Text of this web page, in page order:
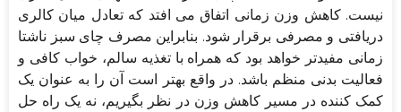
نیست. کاهش وزن زمانی اتفاق می افتد که تعادل میان کالری
دریافتی و مصرفی برقرار شود. بنابراین مصرف چای سبز ناشتا
زمانی مفیدتر خواهد بود که همراه با تغذیه سالم، خواب کافی و
فعالیت بدنی منظم باشد. در واقع بهتر است آن را به عنوان یک
کمک کننده در مسیر کاهش وزن در نظر بگیریم، نه یک راه حل